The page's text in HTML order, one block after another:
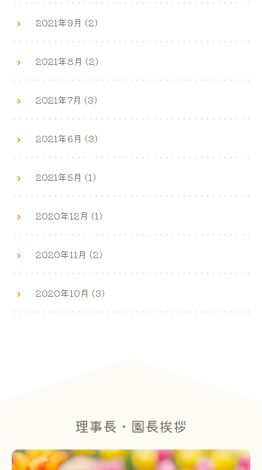
2021年9月 (2)
2021年8月 (2)
2021年7月 (3)
2021年6月 (3)
2021年5月 (1)
2020年12月 (1)
2020年11月 (2)
2020年10月 (3)
理事長・園長挨拶